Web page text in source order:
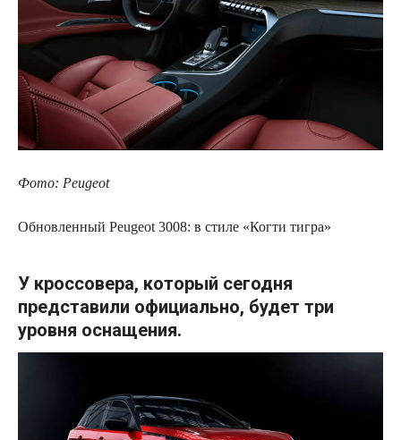
Фото: Peugeot
Обновленный Peugeot 3008: в стиле «Когти тигра»
У кроссовера, который сегодня
представили официально, будет три
уровня оснащения.